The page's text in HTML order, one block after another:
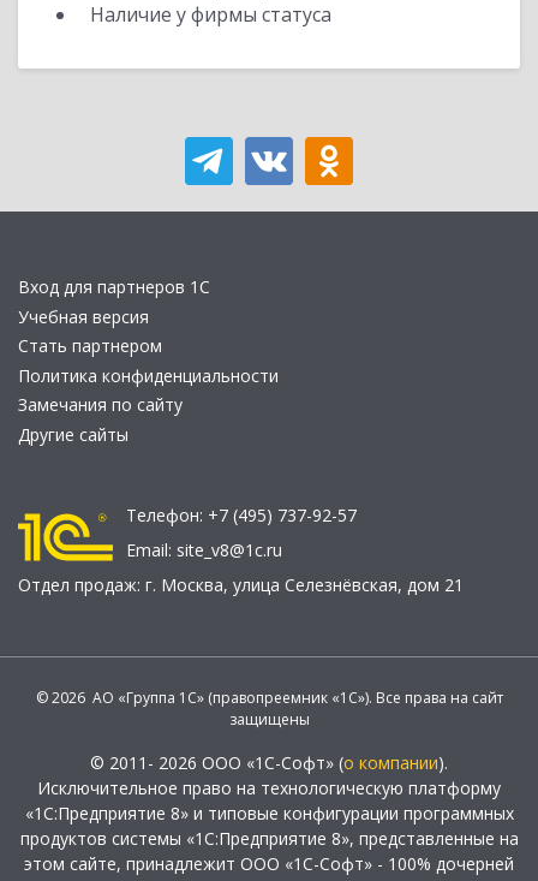
Наличие у фирмы статуса
Вход для партнеров 1С
Учебная версия
Стать партнером
Политика конфиденциальности
Замечания по сайту
Другие сайты
Телефон: +7 (495) 737-92-57
Email: site_v8@1c.ru
Отдел продаж: г. Москва, улица Селезнёвская, дом 21
© 2026 АО «Группа 1С» (правопреемник «1С»). Все права на сайт
защищены
© 2011- 2026 ООО «1С-Софт» (о компании).
Исключительное право на технологическую платформу
«1С:Предприятие 8» и типовые конфигурации программных
продуктов системы «1С:Предприятие 8», представленные на
этом сайте, принадлежит ООО «1С-Софт» - 100% дочерней